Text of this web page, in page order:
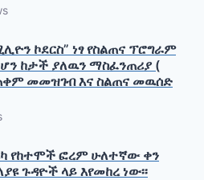
ኮደርስ” ነፃ የስልጠና ፕሮግራም
ከታች ያለዉን ማስፈንጠሪያ (
መመዝገብ እና ስልጠና መዉሰድ
የከተሞች ፎረም ሁለተኛው ቀን
ጉዳዮች ላይ እየመከረ ነው፡፡